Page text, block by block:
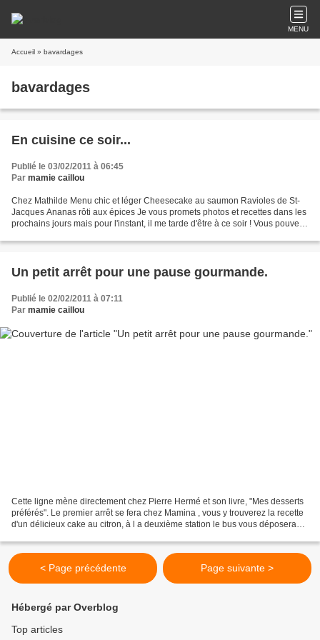
MENU
Accueil » bavardages
bavardages
En cuisine ce soir...
Publié le 03/02/2011 à 06:45
Par mamie caillou
Chez Mathilde Menu chic et léger Cheesecake au saumon Ravioles de St-
Jacques Ananas rôti aux épices Je vous promets photos et recettes dans les
prochains jours mais pour l'instant, il me tarde d'être à ce soir ! Vous pouvez
Un petit arrêt pour une pause gourmande.
Publié le 02/02/2011 à 07:11
Par mamie caillou
Cette ligne mène directement chez Pierre Hermé et son livre, "Mes desserts
préférés". Le premier arrêt se fera chez Mamina , vous y trouverez la recette
d'un délicieux cake au citron, à l a deuxième station le bus vous déposera
< Page précédente Page suivante >
Hébergé par Overblog
Top articles